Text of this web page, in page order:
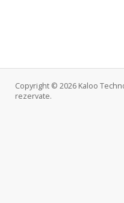
Copyright © 2026 Kaloo
rezervate.